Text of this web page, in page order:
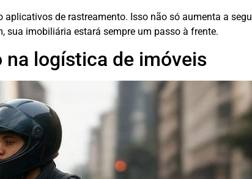
de rastreamento. Isso não só aumenta a
sua imobiliária estará sempre um passo à frente.
logística de imóveis